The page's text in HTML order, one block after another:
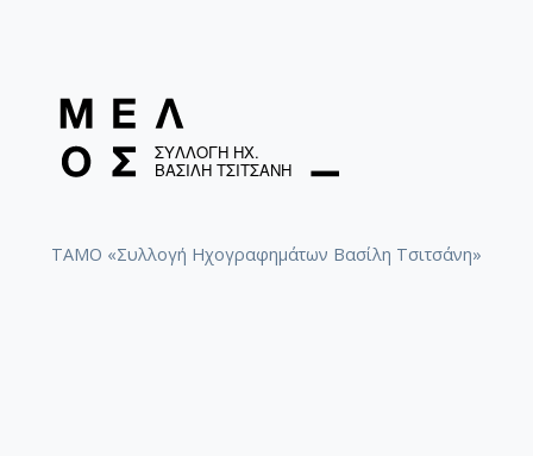
ΤΑΜΟ «Συλλογή Ηχογραφημάτων Βασίλη Τσιτσάνη»